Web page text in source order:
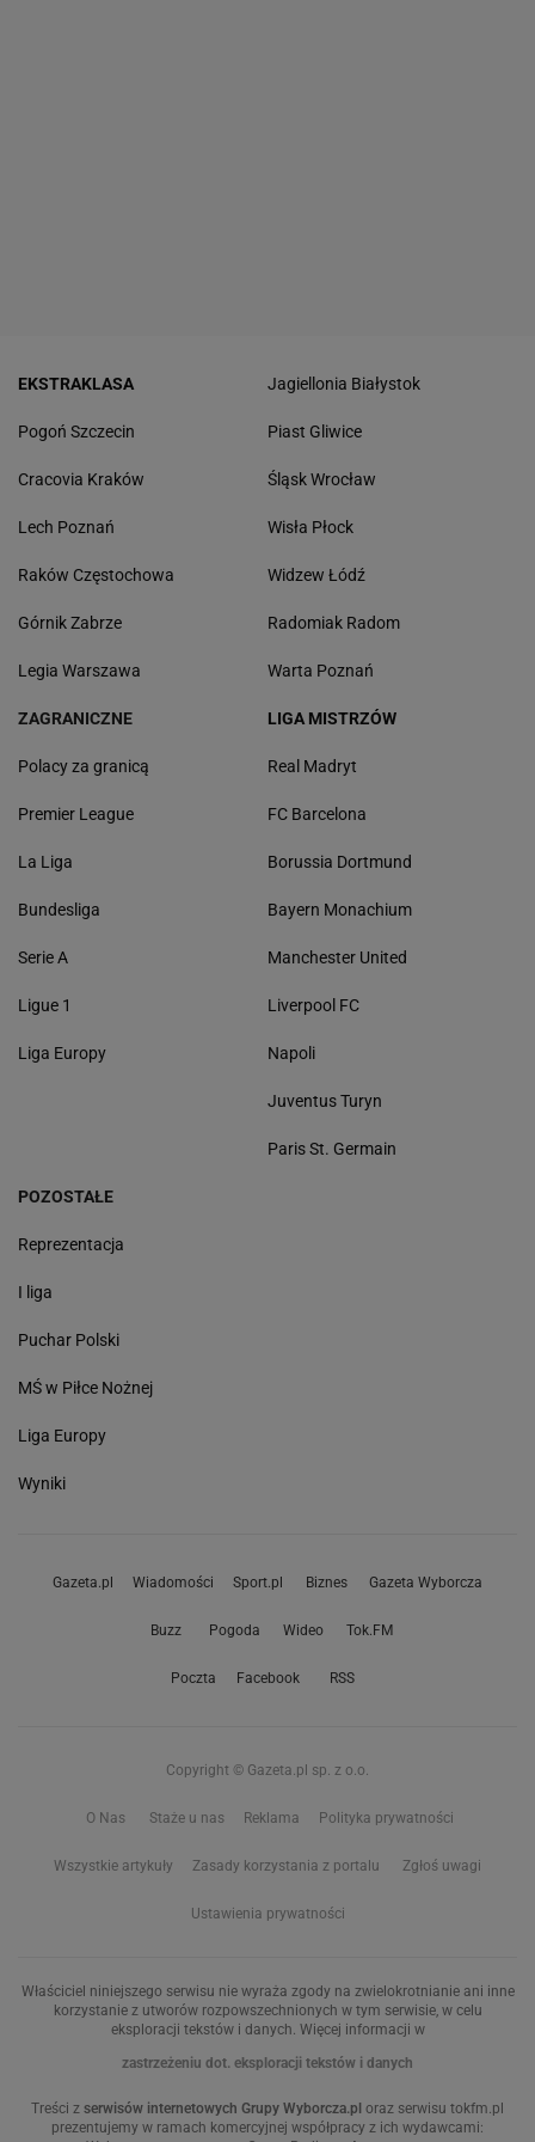
EKSTRAKLASA
Pogoń Szczecin
Cracovia Kraków
Lech Poznań
Raków Częstochowa
Górnik Zabrze
Legia Warszawa
Jagiellonia Białystok
Piast Gliwice
Śląsk Wrocław
Wisła Płock
Widzew Łódź
Radomiak Radom
Warta Poznań
ZAGRANICZNE
Polacy za granicą
Premier League
La Liga
Bundesliga
Serie A
Ligue 1
Liga Europy
LIGA MISTRZÓW
Real Madryt
FC Barcelona
Borussia Dortmund
Bayern Monachium
Manchester United
Liverpool FC
Napoli
Juventus Turyn
Paris St. Germain
POZOSTAŁE
Reprezentacja
I liga
Puchar Polski
MŚ w Piłce Nożnej
Liga Europy
Wyniki
Gazeta.pl Wiadomości Sport.pl Biznes Gazeta Wyborcza
Buzz Pogoda Wideo Tok.FM
Poczta Facebook RSS
Copyright © Gazeta.pl sp. z o.o.
O Nas Staże u nas Reklama Polityka prywatności
Wszystkie artykuły Zasady korzystania z portalu Zgłoś uwagi
Ustawienia prywatności
Właściciel niniejszego serwisu nie wyraża zgody na zwielokrotnianie ani inne
korzystanie z utworów rozpowszechnionych w tym serwisie, w celu
eksploracji tekstów i danych. Więcej informacji w
zastrzeżeniu dot. eksploracji tekstów i danych
Treści z serwisów internetowych Grupy Wyborcza.pl oraz serwisu tokfm.pl
prezentujemy w ramach komercyjnej współpracy z ich wydawcami: